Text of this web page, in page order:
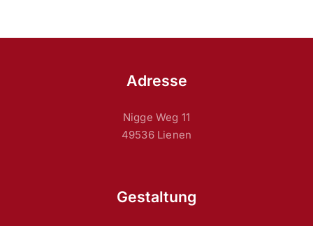
Adresse
Nigge Weg 11
49536 Lienen
Gestaltung